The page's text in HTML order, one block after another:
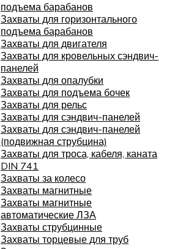
подъема барабанов
Захваты для горизонтального
подъема барабанов
Захваты для двигателя
Захваты для кровельных сэндвич-
панелей
Захваты для опалубки
Захваты для подъема бочек
Захваты для рельс
Захваты для сэндвич-панелей
Захваты для сэндвич-панелей
(подвижная струбцина)
Захваты для троса, кабеля, каната
DIN 741
Захваты за колесо
Захваты магнитные
Захваты магнитные
автоматические ЛЗА
Захваты струбцинные
Захваты торцевые для труб